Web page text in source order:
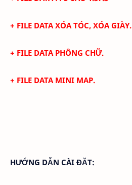
+ FILE DATA XÓA TÓC, XÓA GIÀY.
+ FILE DATA PHÔNG CHỮ.
+ FILE DATA MINI MAP.
HƯỚNG DẪN CÀI ĐĂT: